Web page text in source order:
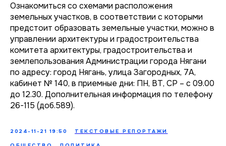
Ознакомиться со схемами расположения
земельных участков, в соответствии с которыми
предстоит образовать земельные участки, можно в
управлении архитектуры и градостроительства
комитета архитектуры, градостроительства и
землепользования Администрации города Нягани
по адресу: город Нягань, улица Загородных, 7А,
кабинет № 140, в приемные дни: ПН, ВТ, СР – с 09.00
до 12.30. Дополнительная информация по телефону
26-115 (доб.589).
2024-11-21 19:50 ТЕКСТОВЫЕ РЕПОРТАЖИ